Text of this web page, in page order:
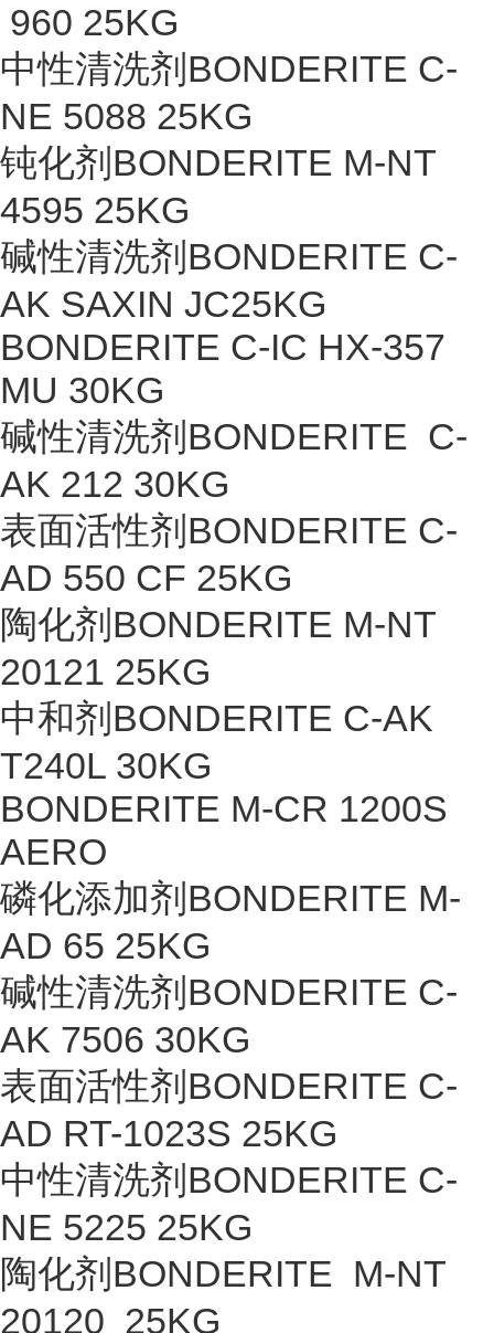
960 25KG
中性清洗剂BONDERITE C-
NE 5088 25KG
钝化剂BONDERITE M-NT
4595 25KG
碱性清洗剂BONDERITE C-
AK SAXIN JC25KG
BONDERITE C-IC HX-357
MU 30KG
碱性清洗剂BONDERITE C-
AK 212 30KG
表面活性剂BONDERITE C-
AD 550 CF 25KG
陶化剂BONDERITE M-NT
20121 25KG
中和剂BONDERITE C-AK
T240L 30KG
BONDERITE M-CR 1200S
AERO
磷化添加剂BONDERITE M-
AD 65 25KG
碱性清洗剂BONDERITE C-
AK 7506 30KG
表面活性剂BONDERITE C-
AD RT-1023S 25KG
中性清洗剂BONDERITE C-
NE 5225 25KG
陶化剂BONDERITE M-NT
20120 25KG